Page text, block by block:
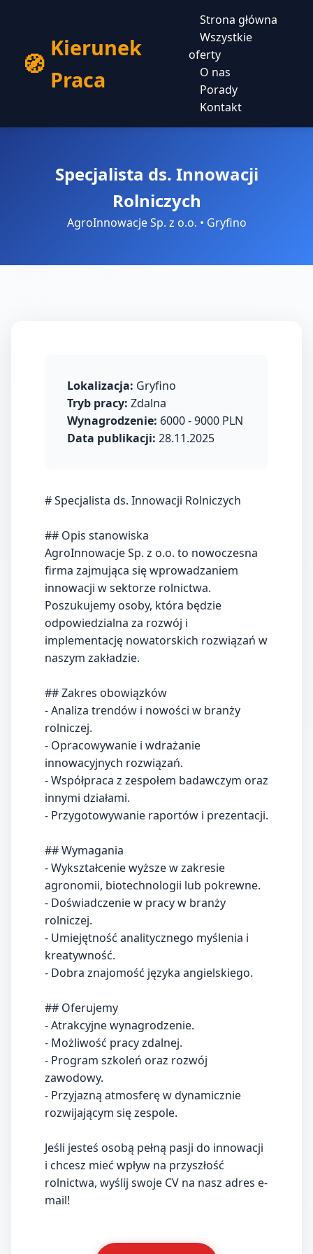
Kierunek
Praca
Strona główna
Wszystkie
oferty
O nas
Porady
Kontakt
Specjalista ds. Innowacji
Rolniczych
AgroInnowacje Sp. z o.o. • Gryfino
Lokalizacja: Gryfino
Tryb pracy: Zdalna
Wynagrodzenie: 6000 - 9000 PLN
Data publikacji: 28.11.2025
# Specjalista ds. Innowacji Rolniczych
## Opis stanowiska
AgroInnowacje Sp. z o.o. to nowoczesna
firma zajmująca się wprowadzaniem
innowacji w sektorze rolnictwa.
Poszukujemy osoby, która będzie
odpowiedzialna za rozwój i
implementację nowatorskich rozwiązań w
naszym zakładzie.
## Zakres obowiązków
- Analiza trendów i nowości w branży
rolniczej.
- Opracowywanie i wdrażanie
innowacyjnych rozwiązań.
- Współpraca z zespołem badawczym oraz
innymi działami.
- Przygotowywanie raportów i prezentacji.
## Wymagania
- Wykształcenie wyższe w zakresie
agronomii, biotechnologii lub pokrewne.
- Doświadczenie w pracy w branży
rolniczej.
- Umiejętność analitycznego myślenia i
kreatywność.
- Dobra znajomość języka angielskiego.
## Oferujemy
- Atrakcyjne wynagrodzenie.
- Możliwość pracy zdalnej.
- Program szkoleń oraz rozwój
zawodowy.
- Przyjazną atmosferę w dynamicznie
rozwijającym się zespole.
Jeśli jesteś osobą pełną pasji do innowacji
i chcesz mieć wpływ na przyszłość
rolnictwa, wyślij swoje CV na nasz adres e-
mail!